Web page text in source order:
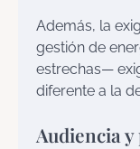
Además, la
gestión de
estrechas—
diferente a la
Audiencia